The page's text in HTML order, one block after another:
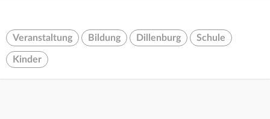
Veranstaltung Bildung Dillenburg Schule
Kinder